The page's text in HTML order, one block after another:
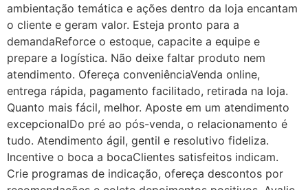
ambientação temática e ações dentro da loja encantam
o cliente e geram valor. Esteja pronto para a
demandaReforce o estoque, capacite a equipe e
prepare a logística. Não deixe faltar produto nem
atendimento. Ofereça conveniênciaVenda online,
entrega rápida, pagamento facilitado, retirada na loja.
Quanto mais fácil, melhor. Aposte em um atendimento
excepcionalDo pré ao pós-venda, o relacionamento é
tudo. Atendimento ágil, gentil e resolutivo fideliza.
Incentive o boca a bocaClientes satisfeitos indicam.
Crie programas de indicação, ofereça descontos por